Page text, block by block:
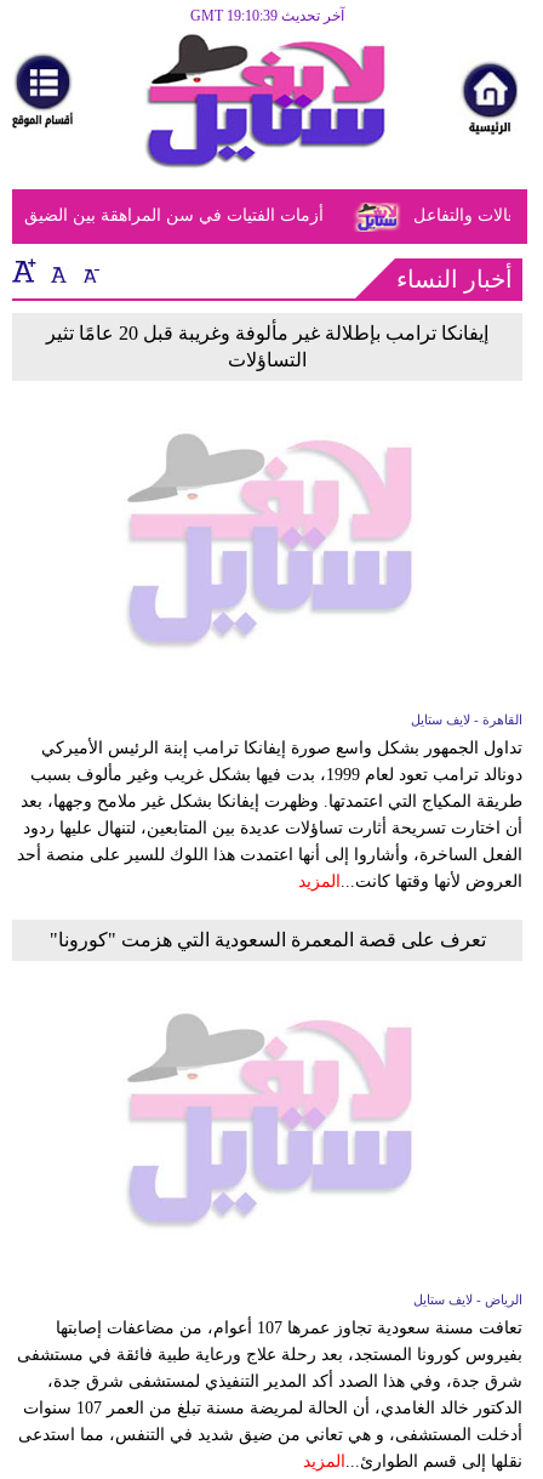
آخر تحديث GMT 19:10:39
مرأة
أزياء
أزياء
إسلامية
فن
ديكور
أزمات الفتيات في سن المراهقة بين الضيق والتفاعل
أخبار النساء
إيفانكا ترامب بإطلالة غير مألوفة وغريبة قبل 20 عامًا تثير
التساؤلات
القاهرة - لايف ستايل
تداول الجمهور بشكل واسع صورة إيفانكا ترامب إبنة الرئيس الأميركي
دونالد ترامب تعود لعام 1999، بدت فيها بشكل غريب وغير مألوف بسبب
طريقة المكياج التي اعتمدتها. وظهرت إيفانكا بشكل غير ملامح وجهها، بعد
أن اختارت تسريحة أثارت تساؤلات عديدة بين المتابعين، لتنهال عليها ردود
الفعل الساخرة، وأشاروا إلى أنها اعتمدت هذا اللوك للسير على منصة أحد
العروض لأنها وقتها كانت...
المزيد
تعرف على قصة المعمرة السعودية التي هزمت "كورونا"
الرياض - لايف ستايل
تعافت مسنة سعودية تجاوز عمرها 107 أعوام، من مضاعفات إصابتها
بفيروس كورونا المستجد، بعد رحلة علاج ورعاية طبية فائقة في مستشفى
شرق جدة، وفي هذا الصدد أكد المدير التنفيذي لمستشفى شرق جدة،
الدكتور خالد الغامدي، أن الحالة لمريضة مسنة تبلغ من العمر 107 سنوات
أدخلت المستشفى، و هي تعاني من ضيق شديد في التنفس، مما استدعى
نقلها إلى قسم الطوارئ... المزيد